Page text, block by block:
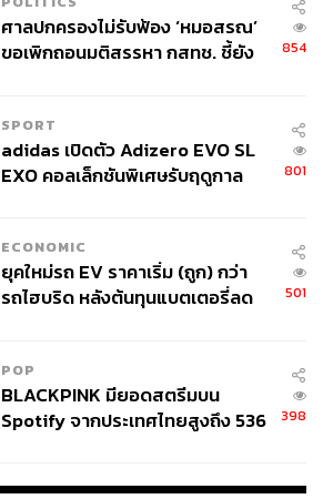
ศาลปกครองไม่รับฟ้อง ‘หมอสรณ’
ขอเพิกถอนมติสรรหา กสทช. ชี้ยัง
854
SPORT
adidas เปิดตัว Adizero EVO SL
EXO คอลเล็กชันพิเศษรับฤดูกาล
801
ECONOMIC
ยุคใหม่รถ EV ราคาเริ่ม (ถูก) กว่า
รถไฮบริด หลังต้นทุนแบตเตอรี่ลด
501
POP
BLACKPINK มียอดสตรีมบน
Spotify จากประเทศไทยสูงถึง 536
398